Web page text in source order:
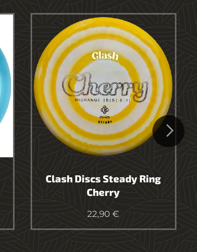
Clash Discs Steady Ring
Cherry
22,90 €